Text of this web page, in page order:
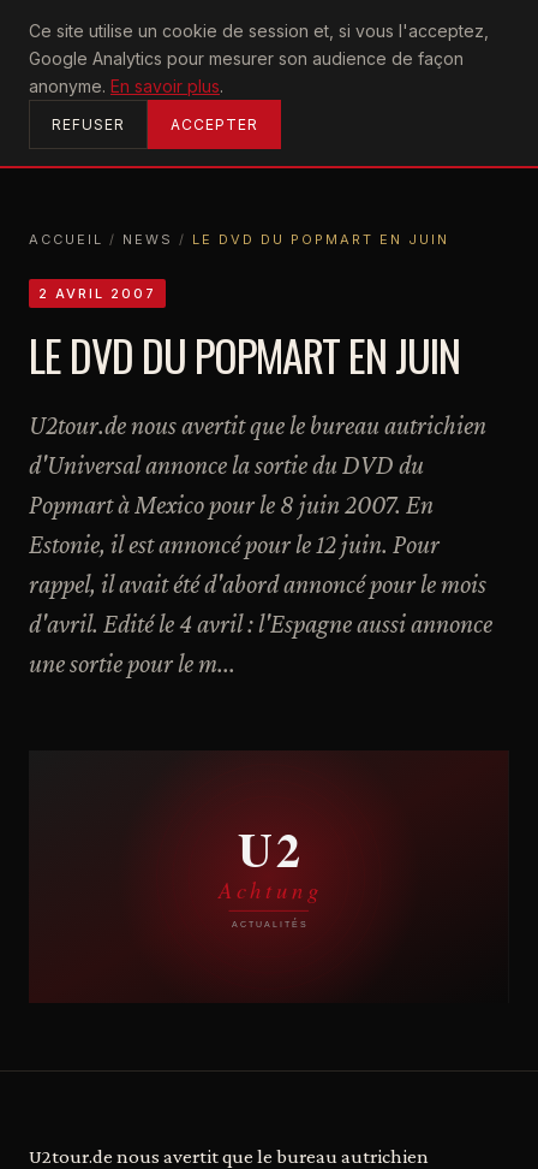
Ce site utilise un cookie de session et, si vous l'acceptez,
Google Analytics pour mesurer son audience de façon
anonyme. En savoir plus.
REFUSER ACCEPTER
U2achtung
ACCUEIL
ACCUEIL / NEWS / LE DVD DU POPMART EN JUIN
2 AVRIL 2007
LE DVD DU POPMART EN JUIN
U2tour.de nous avertit que le bureau autrichien
d'Universal annonce la sortie du DVD du
Popmart à Mexico pour le 8 juin 2007. En
Estonie, il est annoncé pour le 12 juin. Pour
rappel, il avait été d'abord annoncé pour le mois
d'avril. Edité le 4 avril : l'Espagne aussi annonce
une sortie pour le m...
U2tour.de nous avertit que le bureau autrichien